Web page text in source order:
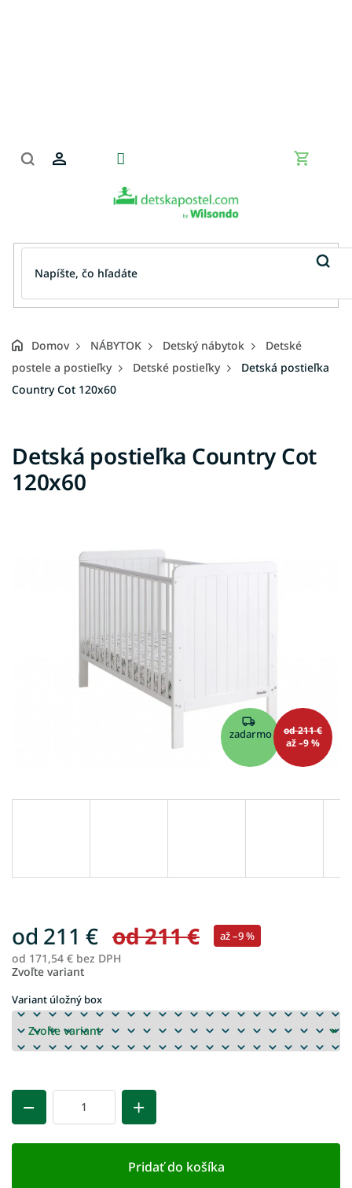
Domov NÁBYTOK Detský nábytok
Detské
postele a postieľky
Detské postieľky
Detská postieľka
Country Cot 120x60
Detská postieľka Country Cot
120x60
zadarmo
od 211 €
až –9 %
od 211 € až –9 %
od 211 €
od 171,54 € bez DPH
Zvoľte variant
Variant úložný box
Pridať do košíka